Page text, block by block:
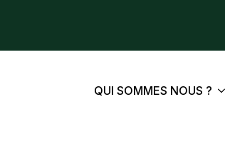
QUI SOMMES NOUS ?